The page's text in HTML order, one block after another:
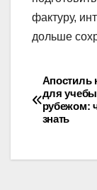
фактуру,
дольше
Апостиль
для учебы
рубежом:
знать